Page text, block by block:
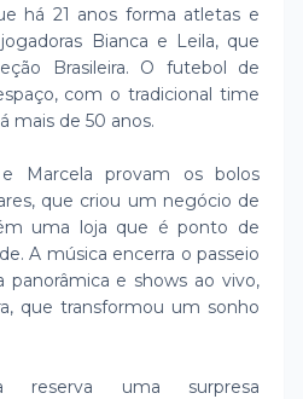
há 21 anos forma atletas e
Bianca e Leila, que
Brasileira. O futebol de
com o tradicional time
mais de 50 anos.
Marcela provam os bolos
que criou um negócio de
uma loja que é ponto de
A música encerra o passeio
e shows ao vivo,
que transformou um sonho
reserva uma surpresa